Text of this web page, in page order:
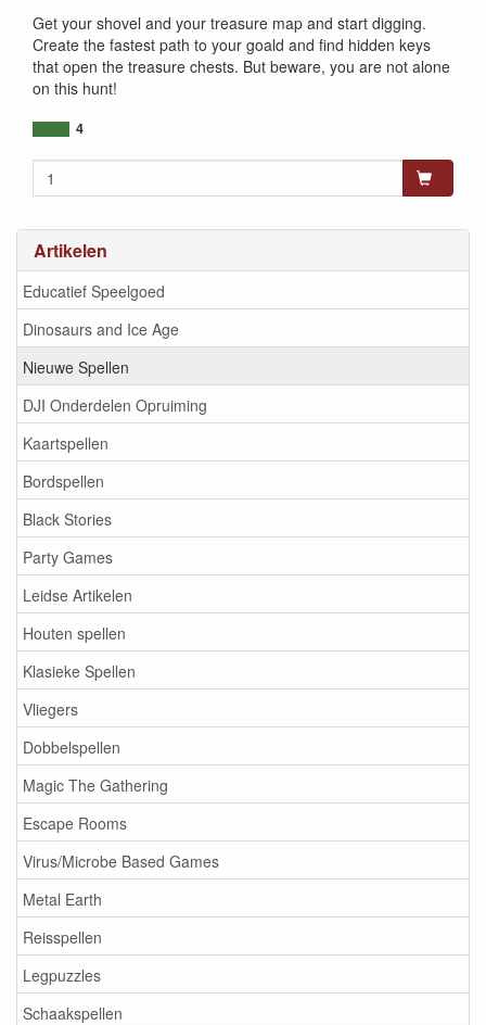
Artikelen
Educatief Speelgoed
Dinosaurs and Ice Age
Nieuwe Spellen
DJI Onderdelen Opruiming
Kaartspellen
Bordspellen
Black Stories
Party Games
Leidse Artikelen
Houten spellen
Klasieke Spellen
Vliegers
Dobbelspellen
Magic The Gathering
Escape Rooms
Virus/Microbe Based Games
Metal Earth
Reisspellen
Legpuzzles
Schaakspellen
Get your shovel and your treasure map and start digging.
Create the fastest path to your goald and find hidden keys
that open the treasure chests. But beware, you are not alone
on this hunt!
4